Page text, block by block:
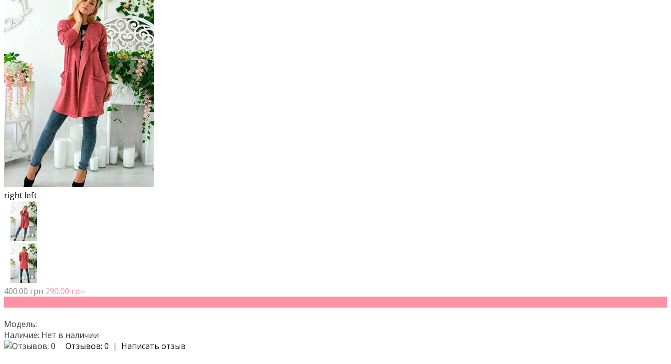
right left
400.00 грн 290.00 грн
Модель:
Наличие: Нет в наличии
Отзывов: 0 | Написать отзыв